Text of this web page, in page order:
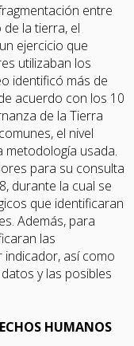
entre
la tierra, el
ejercicio que
utilizaban los
identificó más de
acuerdo con los 10
de la Tierra
el nivel
metodología usada.
para su consulta
durante la cual se
que identificaran
Además, para
las
así como
y las posibles
HUMANOS